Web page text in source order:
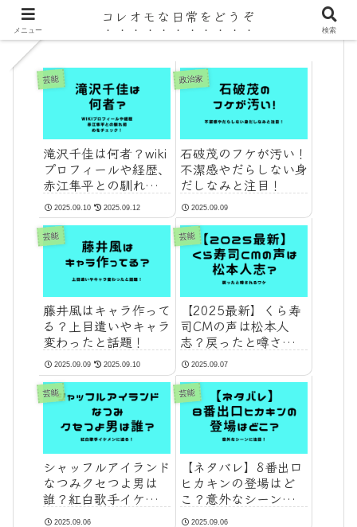
芸能
滝沢千佳は何者？wiki
プロフィールや経歴、
赤江隼平との馴れ初め
をチェック！
2025.09.10 2025.09.12
政治家
石破茂のフケが汚い！
不潔感やだらしない身
だしなみと注目！
2025.09.09
芸能
藤井風はキャラ作って
る？上目遣いやキャラ
変わったと話題！
2025.09.09 2025.09.10
芸能
【2025最新】くら寿
司CMの声は松本人
志？戻ったと噂される
ワケ
2025.09.07
芸能
シャッフルアイランド
なつみクセつよ男は
誰？紅白歌手イケメン
に迫る！
2025.09.06
芸能
【ネタバレ】8番出口
ヒカキンの登場はど
こ？意外なシーンに注
目！
2025.09.06
メニュー
コレオモな日常をどうぞ
検索